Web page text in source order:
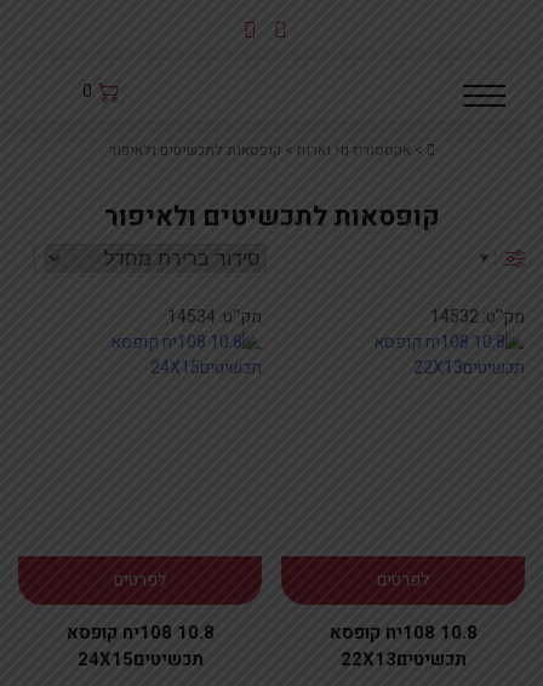
0
Home
>אקססוריז נוי וארוח > קופסאות לתכשיטים ולאיפור
קופסאות לתכשיטים ולאיפור
:
מק''ט:14532
לפרטים
10.8 108יח קופסא
תכשיטים22X13
מק''ט: 14534
לפרטים
10.8 108יח קופסא
תכשיטים24X15